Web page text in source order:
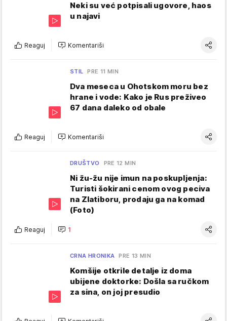
Neki su već potpisali ugovore, haos
u najavi
Reaguj Komentariši
STIL PRE 11 MIN
Dva meseca u Ohotskom moru bez
hrane i vode: Kako je Rus preživeo
67 dana daleko od obale
Reaguj Komentariši
DRUŠTVO PRE 12 MIN
Ni žu-žu nije imun na poskupljenja:
Turisti šokirani cenom ovog peciva
na Zlatiboru, prodaju ga na komad
(Foto)
Reaguj 1
CRNA HRONIKA PRE 13 MIN
Komšije otkrile detalje iz doma
ubijene doktorke: Došla sa ručkom
za sina, on joj presudio